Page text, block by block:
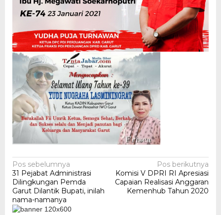
Navigasi
pos
Pos sebelumnya
31 Pejabat Administrasi
Dilingkungan Pemda
Garut Dilantik Bupati, inilah
nama-namanya
Pos berikutnya
Komisi V DPRI RI Apresiasi
Capaian Realisasi Anggaran
Kemenhub Tahun 2020